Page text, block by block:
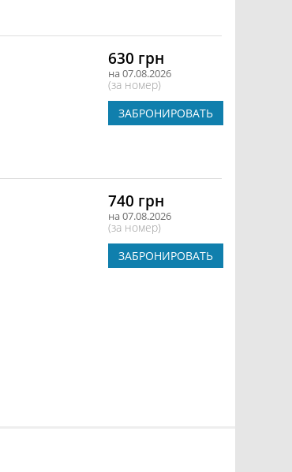
630 грн
на 07.08.2026
(за номер)
ЗАБРОНИРОВАТЬ
740 грн
на 07.08.2026
(за номер)
ЗАБРОНИРОВАТЬ